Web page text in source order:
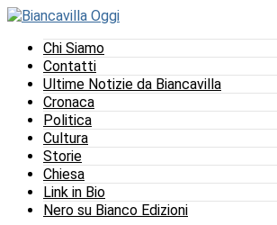
Chi Siamo
Contatti
Ultime Notizie da Biancavilla
Cronaca
Politica
Cultura
Storie
Chiesa
Link in Bio
Nero su Bianco Edizioni